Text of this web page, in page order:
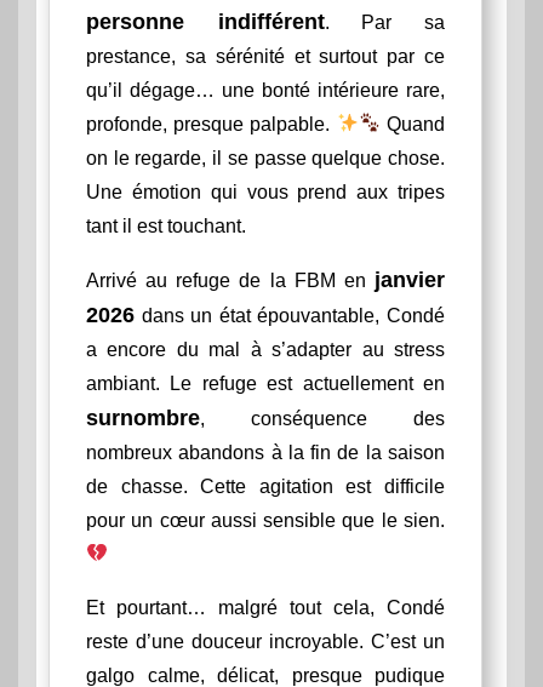
personne indifférent. Par sa
prestance, sa sérénité et surtout par ce
qu’il dégage… une bonté intérieure rare,
profonde, presque palpable.
Quand
on le regarde, il se passe quelque chose.
Une émotion qui vous prend aux tripes
tant il est touchant.
Arrivé au refuge de la FBM en janvier
2026 dans un état épouvantable, Condé
a encore du mal à s’adapter au stress
ambiant. Le refuge est actuellement en
surnombre, conséquence des
nombreux abandons à la fin de la saison
de chasse. Cette agitation est difficile
pour un cœur aussi sensible que le sien.
Et pourtant… malgré tout cela, Condé
reste d’une douceur incroyable. C’est un
galgo calme, délicat, presque pudique